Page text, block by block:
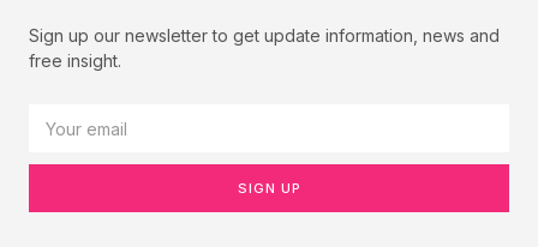
Sign up our newsletter to get update information, news and
free insight.
SIGN UP